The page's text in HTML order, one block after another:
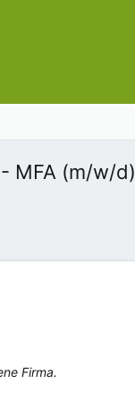
MFA (m/w/d)
Firma.